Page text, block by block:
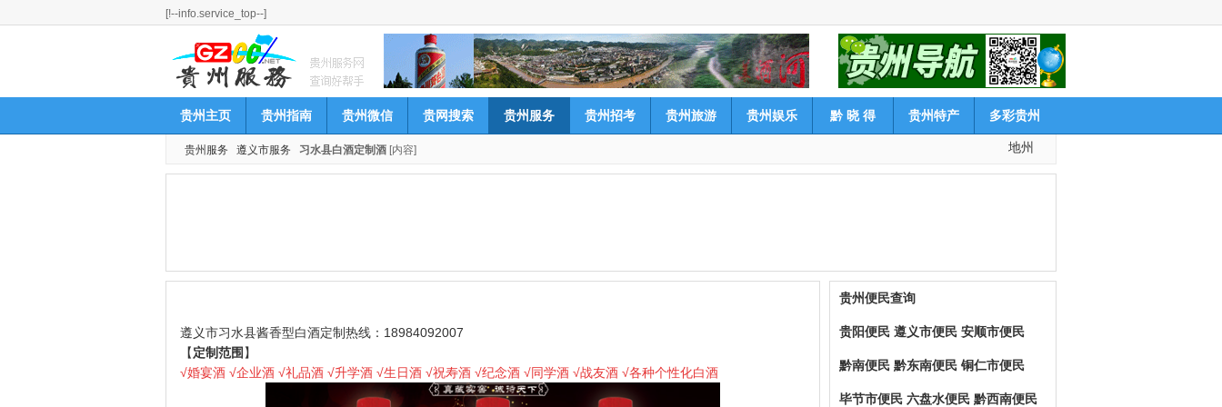
[!--info.service_top--]
贵州主页 贵州指南 贵州微信 贵网搜索 贵州服务 贵州招考 贵州旅游 贵州娱乐 黔 晓 得 贵州特产 多彩贵州
贵州服务 遵义市服务 习水县白酒定制酒 [内容] 地州
遵义市习水县酱香型白酒定制热线：18984092007
【定制范围 】
√婚宴酒 √企业酒 √礼品酒 √升学酒 √生日酒 √祝寿酒 √纪念酒 √同学酒 √战友酒 √各种个性化白酒
贵州便民查询
贵阳便民 遵义市便民 安顺市便民
黔南便民 黔东南便民 铜仁市便民
毕节市便民 六盘水便民 黔西南便民